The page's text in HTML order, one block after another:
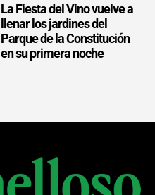
La Fiesta del Vino vuelve a
llenar los jardines del
Parque de la Constitución
en su primera noche